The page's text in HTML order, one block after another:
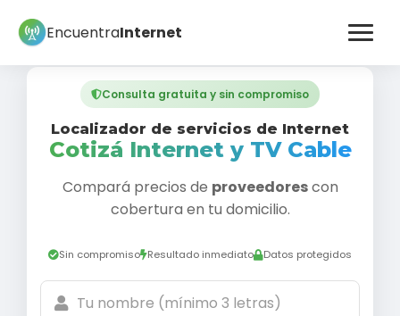
EncuentraInternet
Consulta gratuita y sin compromiso
Localizador de servicios de Internet
Cotizá Internet y TV Cable
Compará precios de proveedorescon
cobertura en tu domicilio.
Sin compromiso Resultado inmediato Datos protegidos